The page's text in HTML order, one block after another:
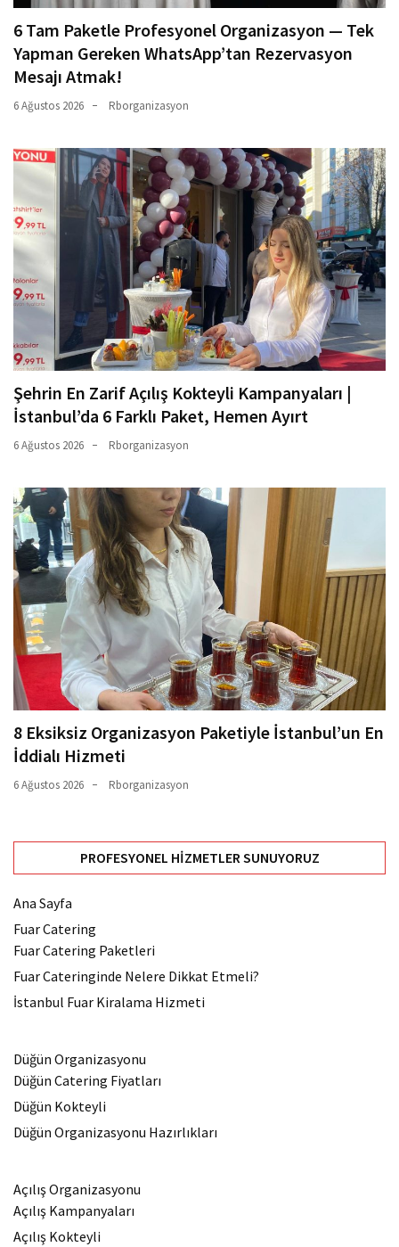
6 Tam Paketle Profesyonel Organizasyon — Tek
Yapman Gereken WhatsApp’tan Rezervasyon
Mesajı Atmak!
6 Ağustos 2026 Rborganizasyon
Şehrin En Zarif Açılış Kokteyli Kampanyaları |
İstanbul’da 6 Farklı Paket, Hemen Ayırt
6 Ağustos 2026 Rborganizasyon
8 Eksiksiz Organizasyon Paketiyle İstanbul’un En
İddialı Hizmeti
6 Ağustos 2026 Rborganizasyon
PROFESYONEL HIZMETLER SUNUYORUZ
Ana Sayfa
Fuar Catering
Fuar Catering Paketleri
Fuar Cateringinde Nelere Dikkat Etmeli?
İstanbul Fuar Kiralama Hizmeti
Düğün Organizasyonu
Düğün Catering Fiyatları
Düğün Kokteyli
Düğün Organizasyonu Hazırlıkları
Açılış Organizasyonu
Açılış Kampanyaları
Açılış Kokteyli